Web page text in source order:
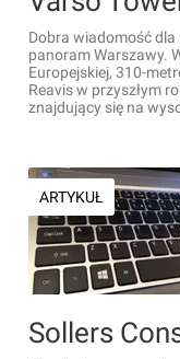
Dobra wiadomość
panoram Warszawy.
Europejskiej, 310-
Reavis w przyszłym
znajdujący się na
ARTYKUŁ